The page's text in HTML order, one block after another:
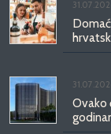
Ovako